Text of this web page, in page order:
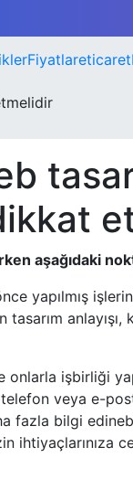
Fiyatlareticaret
aşağıdaki
yapılmış
anlayışı,
onlarla işbirliği
telefon veya e-
fazla bilgi
ihtiyaçlarınıza